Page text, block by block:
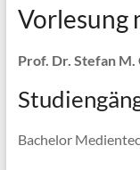
Vorlesung
Prof. Dr. Stefan
Bachelor